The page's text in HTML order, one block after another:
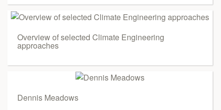
Overview of selected Climate Engineering
approaches
Dennis Meadows